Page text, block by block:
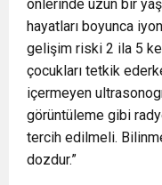
önlerinde uzun bir
hayatları boyunca
gelişim riski 2 ila 5
çocukları tetkik
içermeyen
görüntüleme gibi
tercih edilmeli.
dozdur.”